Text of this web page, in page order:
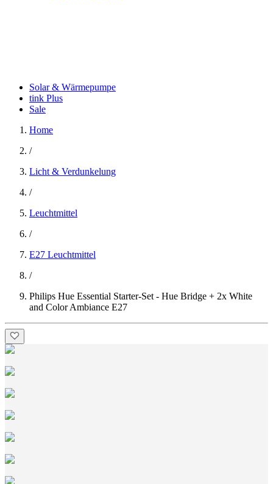
Solar & Wärmepumpe
tink Plus
Sale
Home
/
Licht & Verdunkelung
/
Leuchtmittel
/
E27 Leuchtmittel
/
Philips Hue Essential Starter-Set - Hue Bridge + 2x White
and Color Ambiance E27